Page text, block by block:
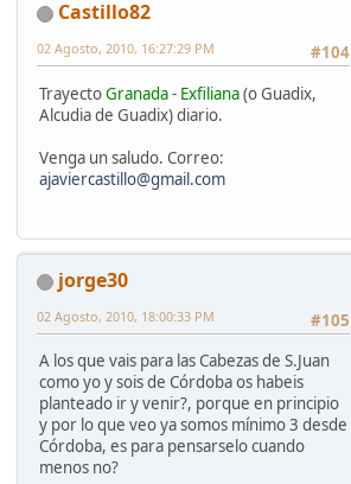
Castillo82
#104
02 Agosto, 2010, 16:27:29 PM
TrayectoGranada- Exfiliana(o Guadix,
Alcudia de Guadix) diario.
Venga un saludo. Correo:
ajaviercastillo@gmail.com
jorge30
#105
02 Agosto, 2010, 18:00:33 PM
A los que vais para las Cabezas de S.Juan
como yo y sois de Córdoba os habeis
planteado ir y venir?, porque en principio
y por lo que veo ya somos mínimo 3 desde
Córdoba, es para pensarselo cuando
menos no?